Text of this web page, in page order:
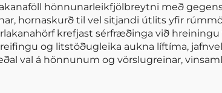
hönnunarleikfjölbreytni með
hornaskurð til vel sitjandi útlits yfir
krefjast sérfræðinga við
og litstöðugleika aukna líftíma,
val á hönnunum og vörslugreinar,